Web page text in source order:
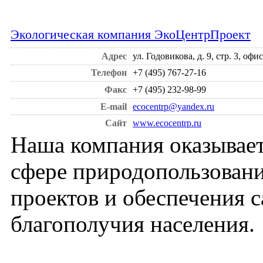
Экологическая компания ЭкоЦентрПроект
Адрес
ул. Годовикова, д. 9, стр. 3,
Телефон
+7 (495) 767-27-16
Факс
+7 (495) 232-98-99
E-mail
ecocentrp@yandex.ru
Сайт
www.ecocentrp.ru
Наша компания
сфере
проектов и обеспечения
благополучия населения.